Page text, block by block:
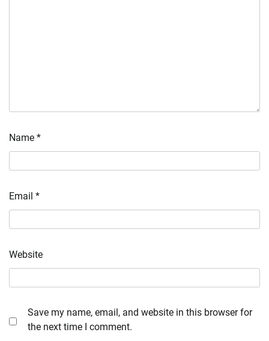
Name *
Email *
Website
Save my name, email, and website in this browser for
the next time I comment.